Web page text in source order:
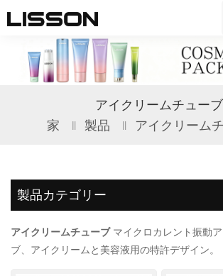
English
français
español
português
العربية
アイクリームチューブ
家 製品 アイクリーム
製品カテゴリー
アイクリームチューブ マイクロカレント振動
ブ、アイクリームと美容液用の特許デザイン。